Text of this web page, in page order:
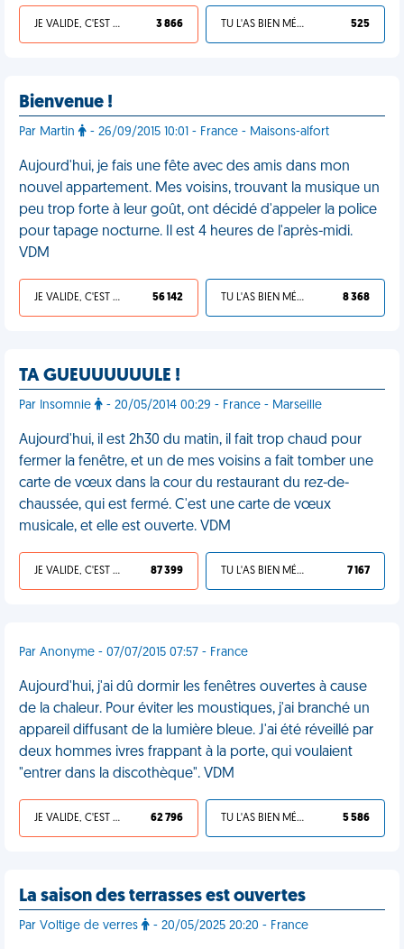
JE VALIDE, C'EST UNE VDM 3 866 TU L'AS BIEN MÉRITÉ 525
Bienvenue !
Par Martin - 26/09/2015 10:01 - France - Maisons-alfort
Aujourd'hui, je fais une fête avec des amis dans mon
nouvel appartement. Mes voisins, trouvant la musique un
peu trop forte à leur goût, ont décidé d'appeler la police
pour tapage nocturne. Il est 4 heures de l'après-midi.
VDM
JE VALIDE, C'EST UNE VDM 56 142 TU L'AS BIEN MÉRITÉ 8 368
TA GUEUUUUUULE !
Par Insomnie - 20/05/2014 00:29 - France - Marseille
Aujourd'hui, il est 2h30 du matin, il fait trop chaud pour
fermer la fenêtre, et un de mes voisins a fait tomber une
carte de vœux dans la cour du restaurant du rez-de-
chaussée, qui est fermé. C'est une carte de vœux
musicale, et elle est ouverte. VDM
JE VALIDE, C'EST UNE VDM 87 399 TU L'AS BIEN MÉRITÉ 7 167
Par Anonyme - 07/07/2015 07:57 - France
Aujourd'hui, j'ai dû dormir les fenêtres ouvertes à cause
de la chaleur. Pour éviter les moustiques, j'ai branché un
appareil diffusant de la lumière bleue. J'ai été réveillé par
deux hommes ivres frappant à la porte, qui voulaient
"entrer dans la discothèque". VDM
JE VALIDE, C'EST UNE VDM 62 796 TU L'AS BIEN MÉRITÉ 5 586
La saison des terrasses est ouvertes
Par Voltige de verres - 20/05/2025 20:20 - France